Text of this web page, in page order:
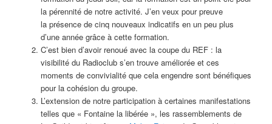
la pérennité de notre activité. J’en veux pour preuve
la présence de cinq nouveaux indicatifs en un peu plus
d’une année grâce à cette formation.
C’est bien d’avoir renoué avec la coupe du REF : la
visibilité du Radioclub s’en trouve améliorée et ces
moments de convivialité que cela engendre sont bénéfiques
pour la cohésion du groupe.
L’extension de notre participation à certaines manifestations
telles que « Fontaine la libérée », les rassemblements de